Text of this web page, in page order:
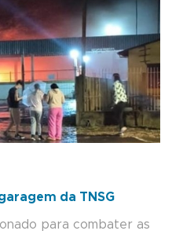
da TNSG
para combater as